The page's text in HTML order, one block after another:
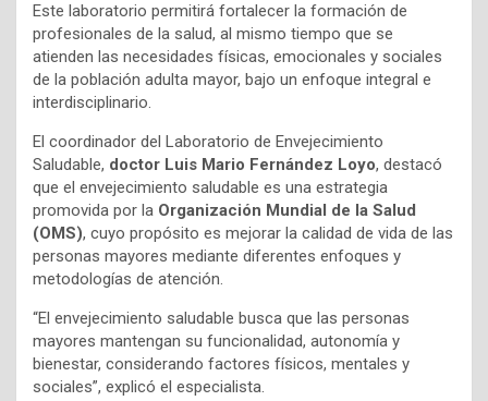
Este laboratorio permitirá fortalecer la formación de
profesionales de la salud, al mismo tiempo que se
atienden las necesidades físicas, emocionales y sociales
de la población adulta mayor, bajo un enfoque integral e
interdisciplinario.
El coordinador del Laboratorio de Envejecimiento
Saludable, doctor Luis Mario Fernández Loyo, destacó
que el envejecimiento saludable es una estrategia
promovida por la Organización Mundial de la Salud
(OMS), cuyo propósito es mejorar la calidad de vida de las
personas mayores mediante diferentes enfoques y
metodologías de atención.
“El envejecimiento saludable busca que las personas
mayores mantengan su funcionalidad, autonomía y
bienestar, considerando factores físicos, mentales y
sociales”, explicó el especialista.